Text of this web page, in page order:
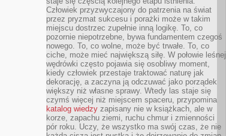
Człowiek przyzwyczajony do patrzenia na świat
przez pryzmat sukcesu i porażki może w takim
miejscu dostrzec zupełnie inną logikę. To, co
pozornie niepotrzebne, bywa fundamentem czegoś
nowego. To, co wolne, może być trwałe. To, co
ciche, może mieć największą siłę. W połowie leśnej
wędrówki często pojawia się osobliwy moment,
kiedy człowiek przestaje traktować naturę jak
dekorację, a zaczyna ją odczuwać jako porządek
większy niż własne sprawy. Wtedy las staje się
czymś więcej niż miejscem spaceru, przypomina
katalog wiedzy zapisany nie w książkach, ale w
korze, zapachu ziemi, ruchu chmur i zmienności
pór roku. Uczy, że wszystko ma swój czas, że nie